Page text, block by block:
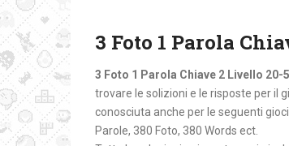
3 Foto 1 Parola
3 Foto 1 Parola Chiave 2 Livello 20-5
trovare le solizioni e le risposte per il
conosciuta anche per le seguenti
Parole, 380 Foto, 380 Words ect.